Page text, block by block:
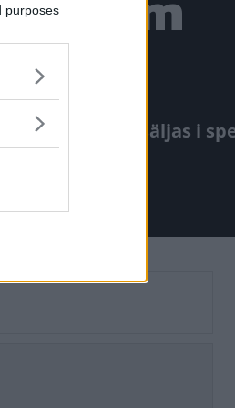
purposes
modellen säljas i